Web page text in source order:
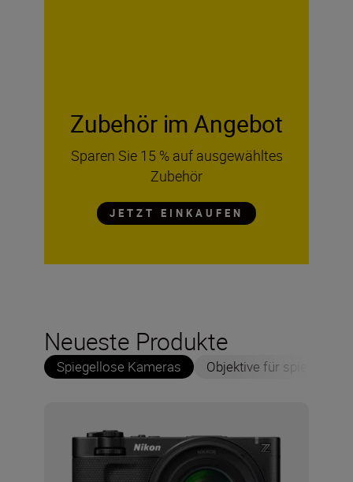
Zubehör im Angebot
Sparen Sie 15 % auf ausgewähltes
Zubehör
JETZT EINKAUFEN
Neueste Produkte
Spiegellose Kameras Objektive für